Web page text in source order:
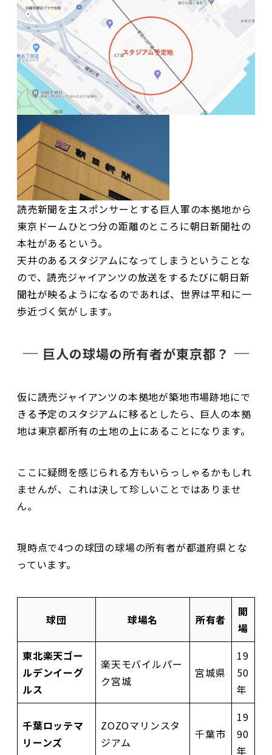
読売新聞を主スポンサーとする巨人軍の本拠地から
東京ドームひとつ分の距離のところに朝日新聞社の
本社があるという。
天井のあるスタジアムになってしまうということな
ので、読売ジャイアンツの放送をするたびに朝日新
聞社が映るようになるのであれば、世界は平和に一
歩近づく気がします。
巨人の球場の所有者が東京都？
仮に読売ジャイアンツの本拠地が築地市場跡地にで
きる予定のスタジアムに移るとしたら、巨人の本拠
地は東京都所有の土地の上にあることになります。
ここに疑問を感じられる方もいらっしゃるかもしれ
ませんが、これは決して珍しいことではありませ
ん。
現時点で4つの球団の球場の所有者が都道府県とな
っています。
球団 球場名 所有者
開
場
東北楽天ゴー
ルデンイーグ
ルス
楽天モバイルパー
ク宮城
宮城県
19
50
年
千葉ロッテマ
リーンズ
ZOZOマリンスタ
ジアム
千葉市
19
90
年